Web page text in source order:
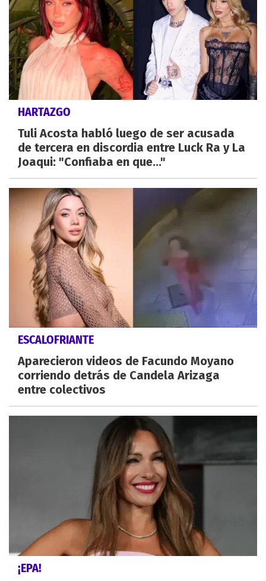
HARTAZGO
Tuli Acosta habló luego de ser acusada
de tercera en discordia entre Luck Ra y La
Joaqui: "Confiaba en que..."
ESCALOFRIANTE
Aparecieron videos de Facundo Moyano
corriendo detrás de Candela Arizaga
entre colectivos
¡EPA!